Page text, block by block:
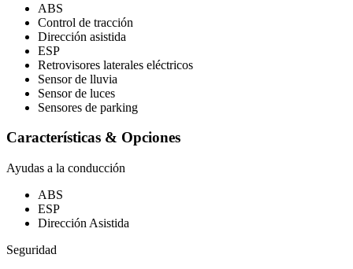
ABS
Control de tracción
Dirección asistida
ESP
Retrovisores laterales eléctricos
Sensor de lluvia
Sensor de luces
Sensores de parking
Características & Opciones
Ayudas a la conducción
ABS
ESP
Dirección Asistida
Seguridad